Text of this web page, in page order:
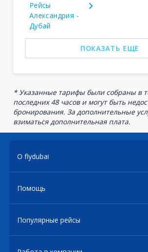
Рейсы
Александрия -
Дубай
ПОКАЗАТЬ ЕЩЕ
* Указанные тарифы были собраны в
последних 48 часов и могут быть
бронирования. За дополнительные
взиматься дополнительная плата.
О flydubai
Помощь
Популярные рейсы